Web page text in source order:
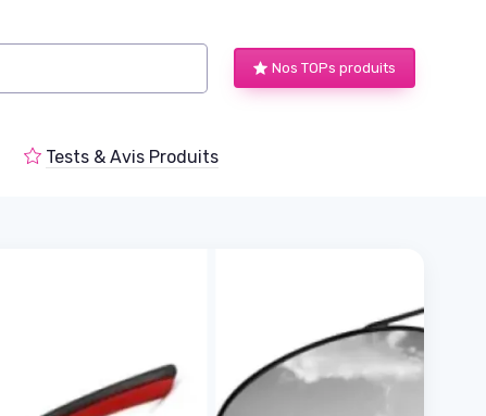
Nos TOPs produits
Tests & Avis Produits